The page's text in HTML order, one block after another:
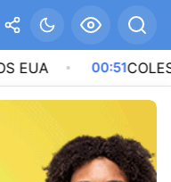
00:51